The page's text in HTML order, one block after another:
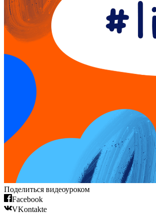
Поделиться видеоуроком
Facebook
VKontakte